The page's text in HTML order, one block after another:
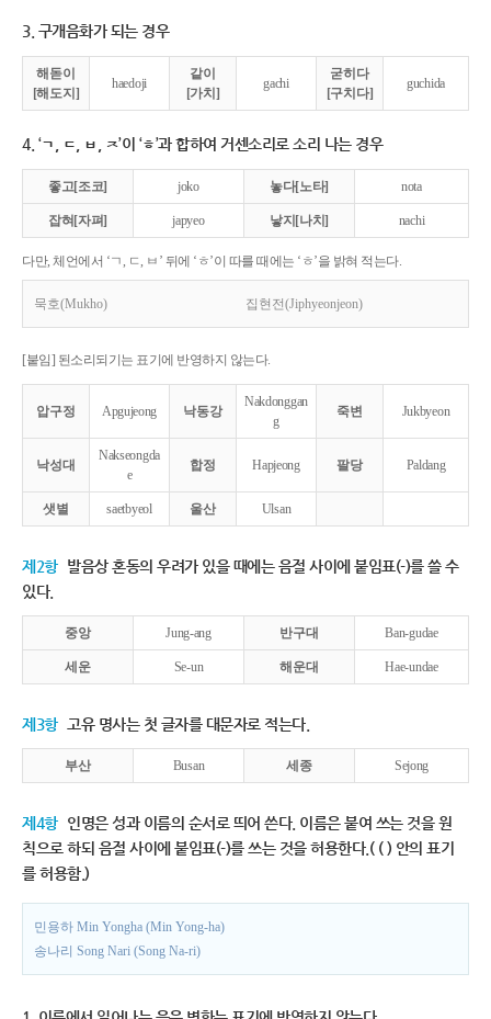
3. 구개음화가 되는 경우
해돋이
[해도지]
haedoji
같이
[가치]
gachi
굳히다
[구치다]
guchida
4. ‘ㄱ, ㄷ, ㅂ, ㅈ’이 ‘ㅎ’과 합하여 거센소리로 소리 나는 경우
좋고[조코] joko 놓다[노타] nota
잡혀[자펴] japyeo 낳지[나치] nachi
다만, 체언에서 ‘ㄱ, ㄷ, ㅂ’ 뒤에 ‘ㅎ’이 따를 때에는 ‘ㅎ’을 밝혀 적는다.
묵호(Mukho) 집현전(Jiphyeonjeon)
[붙임] 된소리되기는 표기에 반영하지 않는다.
압구정 Apgujeong 낙동강
Nakdonggan
g
죽변 Jukbyeon
낙성대
Nakseongda
e
합정 Hapjeong 팔당 Paldang
샛별 saetbyeol 울산 Ulsan
제2항 발음상 혼동의 우려가 있을 때에는 음절 사이에 붙임표(-)를 쓸 수
있다.
중앙 Jung-ang 반구대 Ban-gudae
세운 Se-un 해운대 Hae-undae
제3항 고유 명사는 첫 글자를 대문자로 적는다.
부산 Busan 세종 Sejong
제4항 인명은 성과 이름의 순서로 띄어 쓴다. 이름은 붙여 쓰는 것을 원
칙으로 하되 음절 사이에 붙임표(-)를 쓰는 것을 허용한다.( ( ) 안의 표기
를 허용함.)
민용하 Min Yongha (Min Yong-ha)
송나리 Song Nari (Song Na-ri)